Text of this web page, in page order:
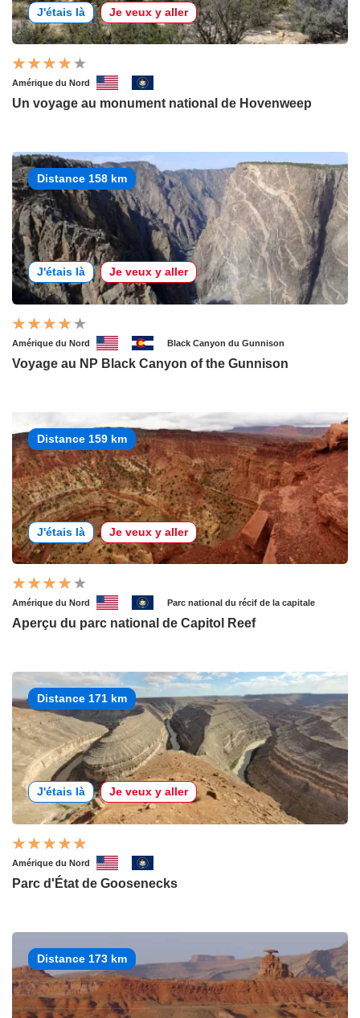
J'étais là Je veux y aller
Amérique du Nord
Un voyage au monument national de Hovenweep
Distance 158 km
J'étais là Je veux y aller
Amérique du Nord Black Canyon du Gunnison
Voyage au NP Black Canyon of the Gunnison
Distance 159 km
J'étais là Je veux y aller
Amérique du Nord Parc national du récif de la capitale
Aperçu du parc national de Capitol Reef
Distance 171 km
J'étais là Je veux y aller
Amérique du Nord
Parc d'État de Goosenecks
Distance 173 km